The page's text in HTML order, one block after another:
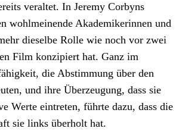
veraltet. In Jeremy Corbyns
wohlmeinende Akademikerinnen und
dieselbe Rolle wie noch vor zwei
Film konzipiert hat. Ganz im
die Abstimmung über den
und ihre Überzeugung, dass sie
Werte eintreten, führte dazu, dass die
sie links überholt hat.